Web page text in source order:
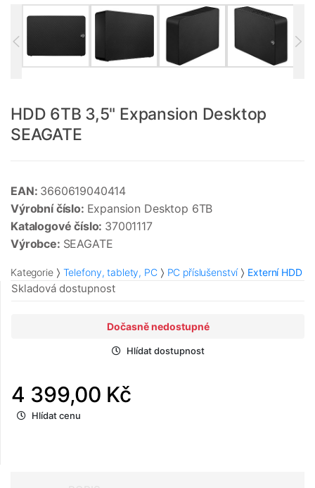
HDD 6TB 3,5" Expansion Desktop
SEAGATE
EAN: 3660619040414
Výrobní číslo: Expansion Desktop 6TB
Katalogové číslo: 37001117
Výrobce: SEAGATE
Kategorie Telefony, tablety, PC PC příslušenství Externí HDD
Skladová dostupnost
Dočasně nedostupné
Hlídat dostupnost
4 399,00 Kč
Hlídat cenu